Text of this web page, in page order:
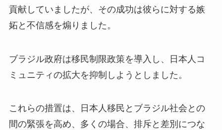
貢献していましたが、その成功は彼らに対する嫉
妬と不信感を煽りました。
ブラジル政府は移民制限政策を導入し、日本人コ
ミュニティの拡大を抑制しようとしました。
これらの措置は、日本人移民とブラジル社会との
間の緊張を高め、多くの場合、排斥と差別につな